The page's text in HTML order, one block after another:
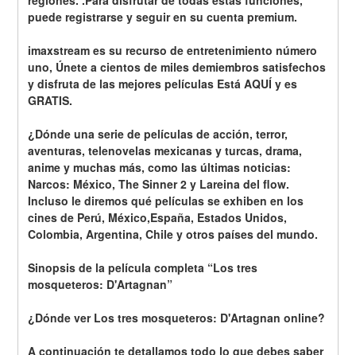
puede registrarse y seguir en su cuenta premium.
imaxstream es su recurso de entretenimiento número
uno, Únete a cientos de miles demiembros satisfechos
y disfruta de las mejores películas Está AQUÍ y es
GRATIS.
¿Dónde una serie de películas de acción, terror,
aventuras, telenovelas mexicanas y turcas, drama,
anime y muchas más, como las últimas noticias:
Narcos: México, The Sinner 2 y Lareina del flow.
Incluso le diremos qué películas se exhiben en los
cines de Perú, México,España, Estados Unidos,
Colombia, Argentina, Chile y otros países del mundo.
Sinopsis de la película completa “Los tres
mosqueteros: D'Artagnan”
¿Dónde ver Los tres mosqueteros: D'Artagnan online?
A continuación te detallamos todo lo que debes saber